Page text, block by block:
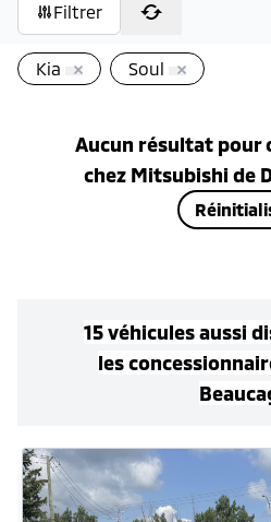
Filtrer
Kia Soul
Aucun résultat pour
chez Mitsubishi de
15véhicules aussi
les